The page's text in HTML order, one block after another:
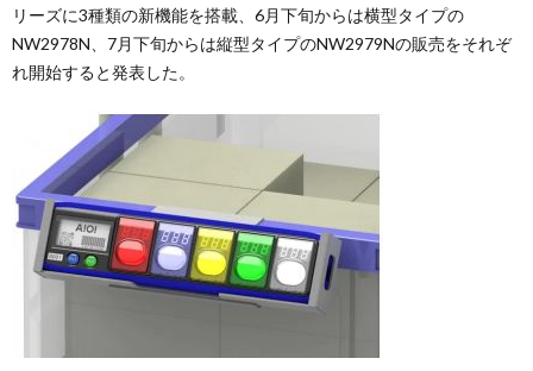
リーズに3種類の新機能を搭載、6月下旬からは横型タイプの
NW2978N、7月下旬からは縦型タイプのNW2979Nの販売をそれぞ
れ開始すると発表した。